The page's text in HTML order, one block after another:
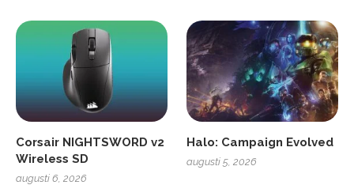
Corsair NIGHTSWORD v2
Wireless SD
augusti 6, 2026
Halo: Campaign Evolved
augusti 5, 2026